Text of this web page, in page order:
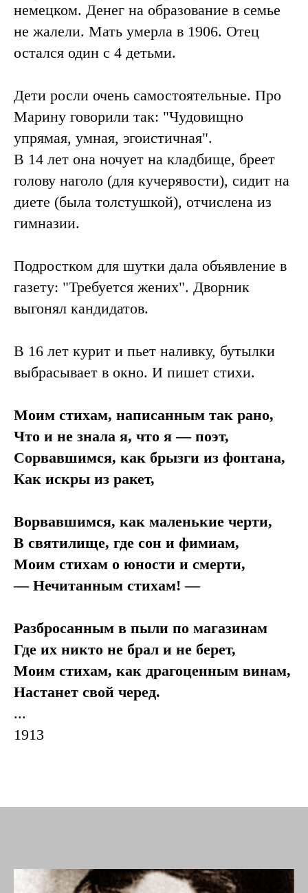
немецком. Денег на образование в семье
не жалели. Мать умерла в 1906. Отец
остался один с 4 детьми.
Дети росли очень самостоятельные. Про
Марину говорили так: "Чудовищно
упрямая, умная, эгоистичная".
В 14 лет она ночует на кладбище, бреет
голову наголо (для кучерявости), сидит на
диете (была толстушкой), отчислена из
гимназии.
Подростком для шутки дала объявление в
газету: "Требуется жених". Дворник
выгонял кандидатов.
В 16 лет курит и пьет наливку, бутылки
выбрасывает в окно. И пишет стихи.
Моим стихам, написанным так рано,
Что и не знала я, что я — поэт,
Сорвавшимся, как брызги из фонтана,
Как искры из ракет,
Ворвавшимся, как маленькие черти,
В святилище, где сон и фимиам,
Моим стихам о юности и смерти,
— Нечитанным стихам! —
Разбросанным в пыли по магазинам
Где их никто не брал и не берет,
Моим стихам, как драгоценным винам,
Настанет свой черед.
...
1913